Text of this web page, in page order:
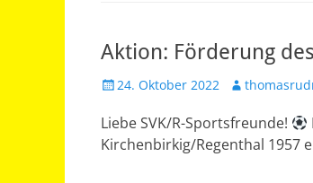
Aktion: Förderung
Veröffentlicht
24. Oktober 2022 Autor
Liebe SVK/R-Sportsfreunde!
Kirchenbirkig/Regenthal 1957